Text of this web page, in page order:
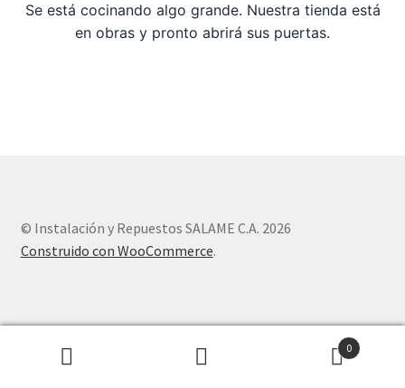
Sample Page
Se está cocinando algo grande. Nuestra tienda está
en obras y pronto abrirá sus puertas.
© Instalación y Repuestos SALAME C.A. 2026
Construido con WooCommerce.
0